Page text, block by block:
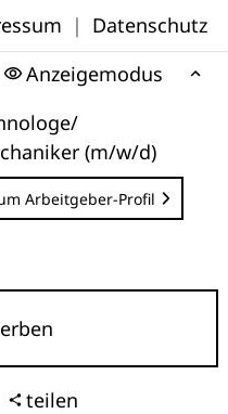
| Datenschutz
Anzeigemodus
(m/w/d)
Arbeitgeber-Profil
teilen